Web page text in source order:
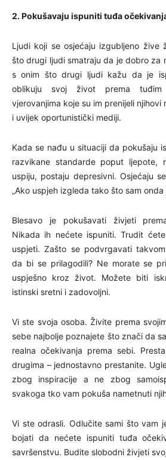
2. Pokušavaju ispuniti tuđa
Ljudi koji se osjećaju izgubljeno žive
što drugi ljudi smatraju da je dobro za
s onim što drugi ljudi kažu da je
oblikuju svoj život prema
vjerovanjima koje su im prenijeli njihovi
i uvijek oportunistički mediji.
Kada se nađu u situaciji da pokušaju
razvikane standarde poput ljepote,
uspiju, postaju depresivni. Osjećaju
„Ako uspjeh izgleda tako što sam onda
Blesavo je pokušavati živjeti
Nikada ih nećete ispuniti. Trudit
uspjeti. Zašto se podvrgavati
da bi se prilagodili? Ne morate se
uspješno kroz život. Možete biti
istinski sretni i zadovoljni.
Vi ste svoja osoba. Živite prema
sebe najbolje poznajete što znači da
realna očekivanja prema sebi.
drugima – jednostavno prestanite.
zbog inspiracije a ne zbog
svakoga tko vam pokuša nametnuti
Vi ste odrasli. Odlučite sami što vam
bojati da nećete ispuniti tuđa
savršenstvu. Budite slobodni živjeti